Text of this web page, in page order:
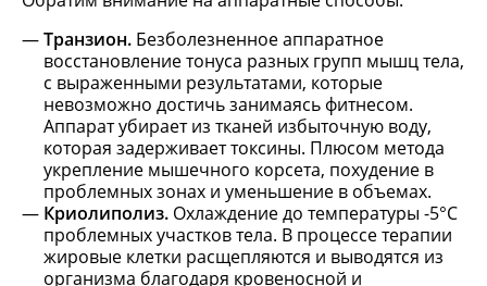
Транзион. Безболезненное аппаратное
восстановление тонуса разных групп мышц тела,
с выраженными результатами, которые
невозможно достичь занимаясь фитнесом.
Аппарат убирает из тканей избыточную воду,
которая задерживает токсины. Плюсом метода
укрепление мышечного корсета, похудение в
проблемных зонах и уменьшение в объемах.
Криолиполиз. Охлаждение до температуры -5°С
проблемных участков тела. В процессе терапии
жировые клетки расщепляются и выводятся из
организма благодаря кровеносной и